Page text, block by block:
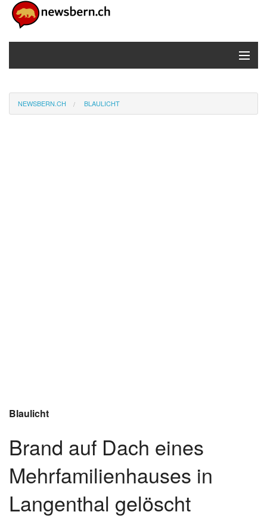
Newsticker
NEWSBERN.CH BLAULICHT
Blaulicht
Brand auf Dach eines
Mehrfamilienhauses in
Langenthal gelöscht